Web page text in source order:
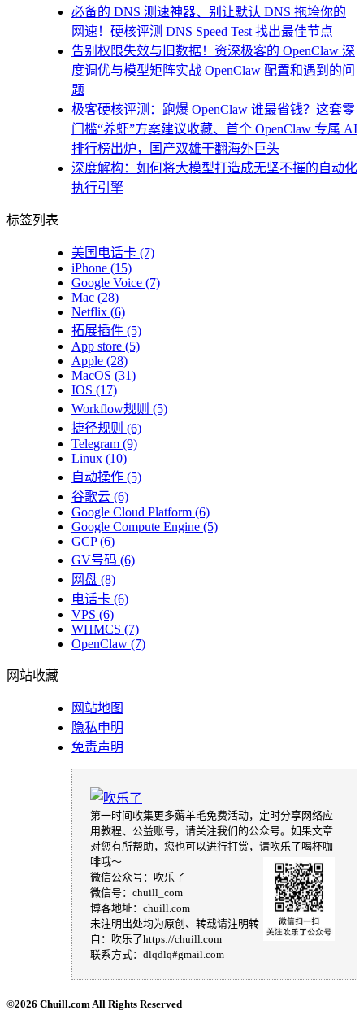
必备的 DNS 测速神器、别让默认 DNS 拖垮你的
网速！硬核评测 DNS Speed Test 找出最佳节点
告别权限失效与旧数据！资深极客的 OpenClaw 深
度调优与模型矩阵实战 OpenClaw 配置和遇到的问
题
极客硬核评测：跑爆 OpenClaw 谁最省钱？这套零
门槛“养虾”方案建议收藏、首个 OpenClaw 专属 AI
排行榜出炉，国产双雄干翻海外巨头
深度解构：如何将大模型打造成无坚不摧的自动化
执行引擎
标签列表
美国电话卡 (7)
iPhone (15)
Google Voice (7)
Mac (28)
Netflix (6)
拓展插件 (5)
App store (5)
Apple (28)
MacOS (31)
IOS (17)
Workflow规则 (5)
捷径规则 (6)
Telegram (9)
Linux (10)
自动操作 (5)
谷歌云 (6)
Google Cloud Platform (6)
Google Compute Engine (5)
GCP(6)
GV号码 (6)
网盘 (8)
电话卡 (6)
VPS (6)
WHMCS (7)
OpenClaw (7)
网站收藏
网站地图
隐私申明
免责声明
第一时间收集更多薅羊毛免费活动，定时分享网络应
用教程、公益账号，请关注我们的公众号。如果文章
对您有所帮助，您也可以进行打赏，请吹乐了喝杯咖
啡哦～
微信公众号：吹乐了
微信号：chuill_com
博客地址：chuill.com
未注明出处均为原创、转载请注明转
自：吹乐了https://chuill.com
联系方式：dlqdlq#gmail.com
©2026 Chuill.com All Rights Reserved